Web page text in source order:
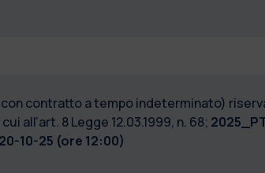
con contratto a tempo indeterminato)
all’art. 8 Legge 12.03.1999, n. 68;
20-10-25 (ore 12:00)